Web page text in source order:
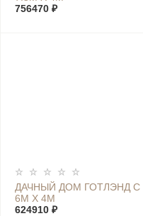
756470 ₽
ДАЧНЫЙ ДОМ ГОТЛЭНД С
6М Х 4М
624910 ₽